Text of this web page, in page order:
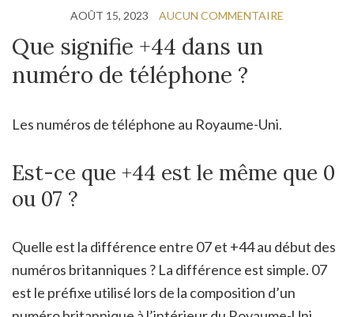
AOÛT 15, 2023 AUCUN COMMENTAIRE
Que signifie +44 dans un
numéro de téléphone ?
Les numéros de téléphone au Royaume-Uni.
Est-ce que +44 est le même que 0
ou 07 ?
Quelle est la différence entre 07 et +44 au début des
numéros britanniques ? La différence est simple. 07
est le préfixe utilisé lors de la composition d’un